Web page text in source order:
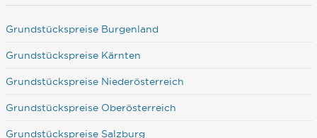
Grundstückspreise Burgenland
Grundstückspreise Kärnten
Grundstückspreise Niederösterreich
Grundstückspreise Oberösterreich
Grundstückspreise Salzburg